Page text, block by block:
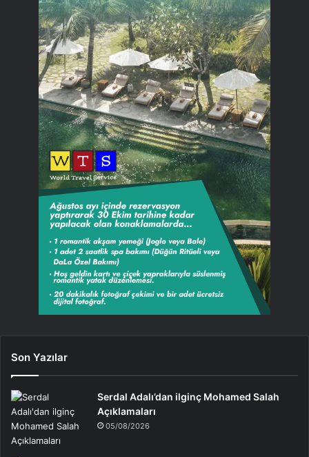
Son Yazılar
Serdal Adalı’dan ilginç Mohamed Salah
Açıklamaları
05/08/2026